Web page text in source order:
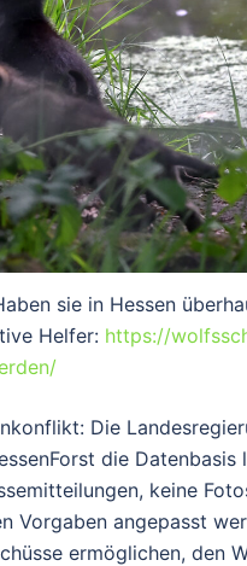
sie in Hessen
Helfer: https://
Die
die Datenbasis
keine
Vorgaben angepasst
ermöglichen, den